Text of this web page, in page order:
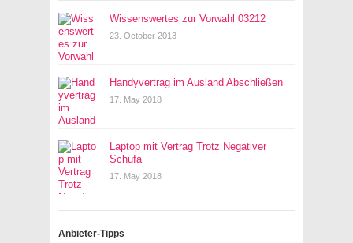
Wissenswertes zur Vorwahl 03212
23. October 2013
Handyvertrag im Ausland Abschließen
17. May 2018
Laptop mit Vertrag Trotz Negativer
Schufa
17. May 2018
Anbieter-Tipps